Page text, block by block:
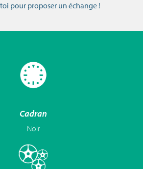
pour proposer un échange !
Cadran
Noir